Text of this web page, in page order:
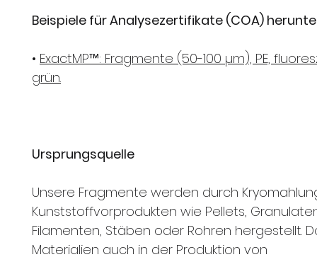
Beispiele für Analysezertifikate (COA)
• ExactMP™: Fragmente (50-100 µm), PE,
grün.
Ursprungsquelle
Unsere Fragmente werden durch
Kunststoffvorprodukten wie Pellets,
Filamenten, Stäben oder Rohren hergestellt.
Materialien auch in der Produktion von